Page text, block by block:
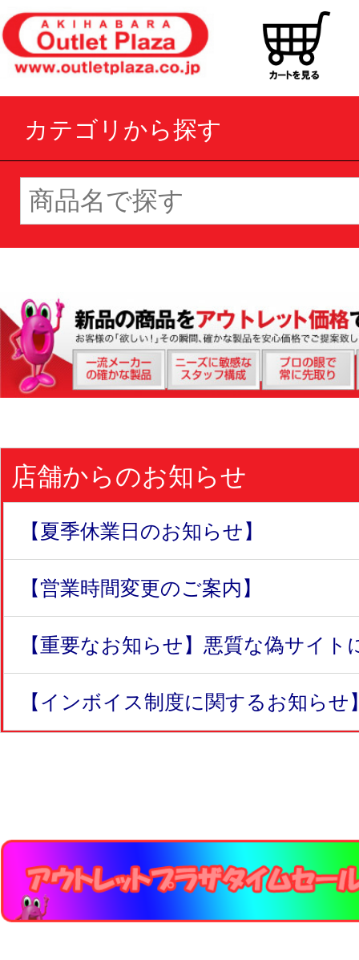
カテゴリから探す
店舗からのお知らせ
【夏季休業日のお知らせ】
【営業時間変更のご案内】
【重要なお知らせ】悪質な偽サイト
【インボイス制度に関するお知らせ